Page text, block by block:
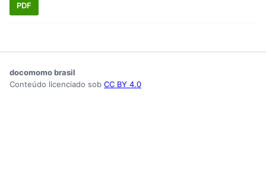
PDF
docomomo brasil
Conteúdo licenciado sob CC BY 4.0